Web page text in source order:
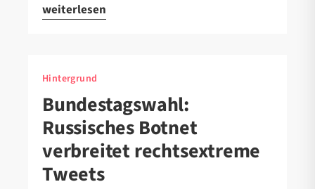
weiterlesen
Hintergrund
Bundestagswahl:
Russisches Botnet
verbreitet rechtsextreme
Tweets